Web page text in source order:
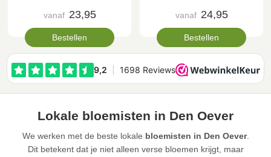
vanaf 23,95
Bestellen
vanaf 24,95
Bestellen
Lokale bloemisten in Den Oever
We werken met de beste lokale bloemisten in Den Oever.
Dit betekent dat je niet alleen verse bloemen krijgt, maar